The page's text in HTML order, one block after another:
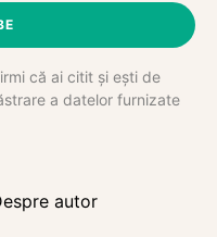
că ai citit și ești de
a datelor furnizate
autor